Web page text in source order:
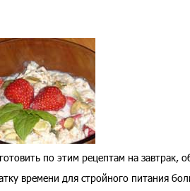
по этим рецептам на завтрак,
времени для стройного питания